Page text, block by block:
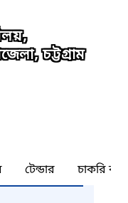
চট্টগ্রাম
টেন্ডার চাকরি